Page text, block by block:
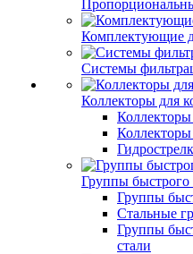
Комплектующие
Системы
Коллекторы для
Коллекторы
Коллекторы
Группы быстрого
Группы
Стальные
Группы
стали